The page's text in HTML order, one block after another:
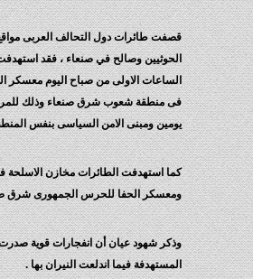
طائرات دول التحالف العربى مواقع تابعة لميليشيات
وصالح في صنعاء ، فقد استهدفت الطائرات في
الاولى من صباح اليوم معسكر الشرطة العسكرية
منطقة شعوب شرق صنعاء وذلك للمرة الثالثة حلال
ومبنى الامن السياسى بنفس المنطقة .
استهدفت الطائرات مخازن الاسلحة فى جبل نقم
الحفا للحرس الجمهورى شرق صنعاء .
شهود عيان أن انفجارات قوية صدرت من المواقع
فيما اندلعت النيران بها .